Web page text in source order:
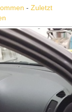
- Zuletzt